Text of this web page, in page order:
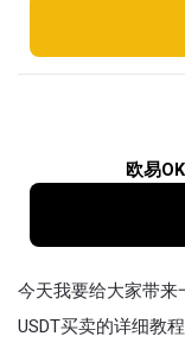
欧易
今天我要给大家带来
USDT买卖的详细教